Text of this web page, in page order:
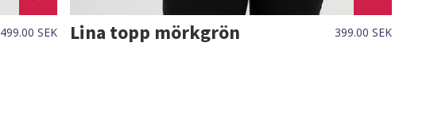
499.00 SEK Lina topp mörkgrön 399.00 SEK